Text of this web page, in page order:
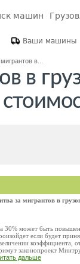
машин
Ваши машины
в...
в
за мигрантов в
30% может быть
если будет
коэффициента,
законопроект
дальше